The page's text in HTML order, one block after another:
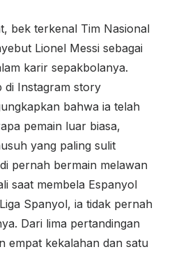
bek terkenal Tim Nasional
Lionel Messi sebagai
karir sepakbolanya.
di Instagram story
bahwa ia telah
pemain luar biasa,
yang paling sulit
pernah bermain melawan
saat membela Espanyol
Spanyol, ia tidak pernah
Dari lima pertandingan
empat kekalahan dan satu